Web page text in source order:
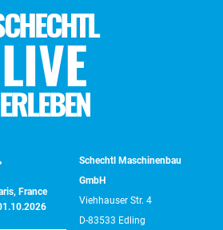
LIVE
ERLEBEN
France
Schechtl Maschinenbau
GmbH
Viehhauser Str. 4
D-83533 Edling